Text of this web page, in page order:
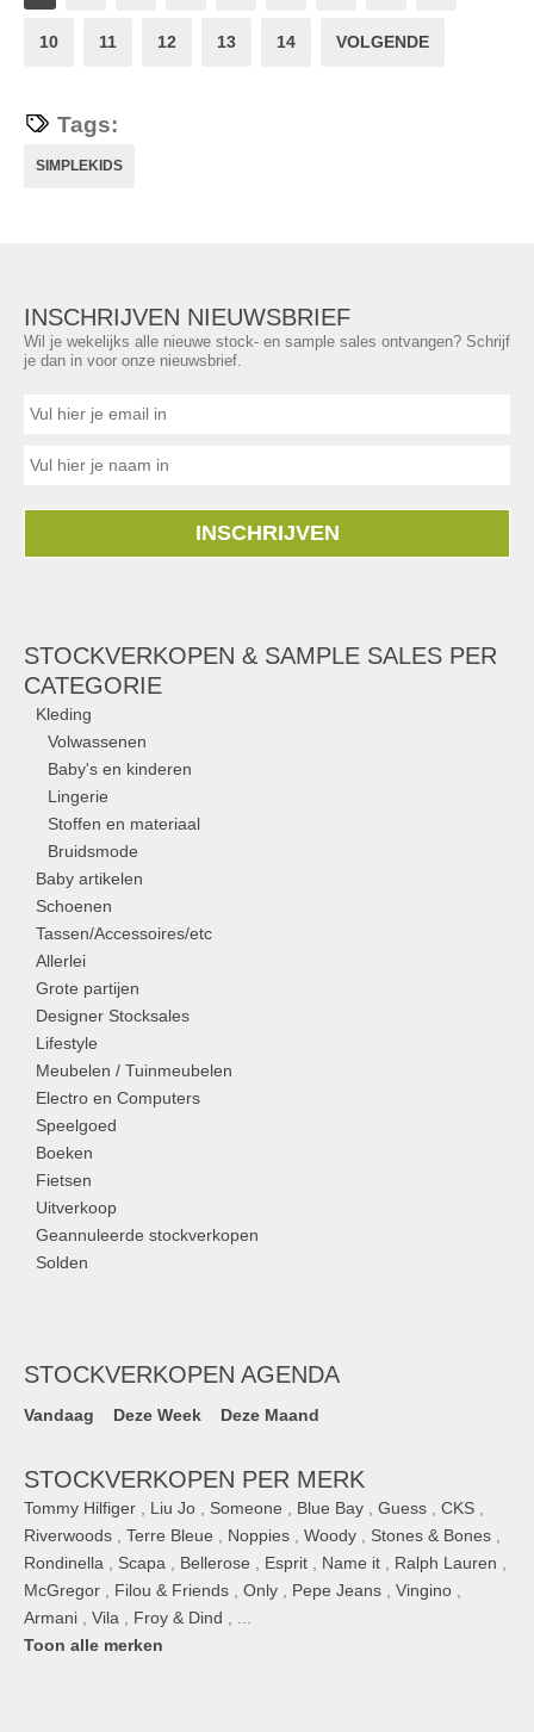
10 11 12 13 14 VOLGENDE
Tags:
SIMPLEKIDS
INSCHRIJVEN NIEUWSBRIEF
Wil je wekelijks alle nieuwe stock- en sample sales ontvangen? Schrijf
je dan in voor onze nieuwsbrief.
INSCHRIJVEN
STOCKVERKOPEN & SAMPLE SALES PER
CATEGORIE
Kleding
Volwassenen
Baby's en kinderen
Lingerie
Stoffen en materiaal
Bruidsmode
Baby artikelen
Schoenen
Tassen/Accessoires/etc
Allerlei
Grote partijen
Designer Stocksales
Lifestyle
Meubelen / Tuinmeubelen
Electro en Computers
Speelgoed
Boeken
Fietsen
Uitverkoop
Geannuleerde stockverkopen
Solden
STOCKVERKOPEN AGENDA
Vandaag Deze Week Deze Maand
STOCKVERKOPEN PER MERK
Tommy Hilfiger Liu Jo Someone Blue Bay Guess CKS
Riverwoods
Terre Bleue Noppies Woody Stones & Bones
Rondinella
Scapa Bellerose Esprit Name it Ralph Lauren
McGregor
Filou & Friends Only Pepe Jeans Vingino
Armani
Vila Froy & Dind
Toon alle merken